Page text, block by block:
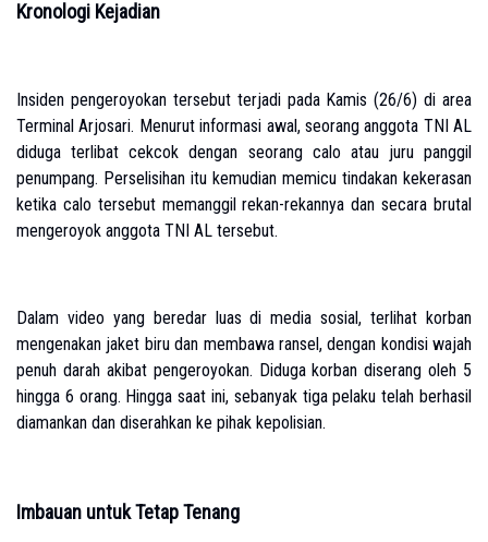
Kronologi Kejadian
Insiden pengeroyokan tersebut terjadi pada Kamis (26/6) di area
Terminal Arjosari. Menurut informasi awal, seorang anggota TNI AL
diduga terlibat cekcok dengan seorang calo atau juru panggil
penumpang. Perselisihan itu kemudian memicu tindakan kekerasan
ketika calo tersebut memanggil rekan-rekannya dan secara brutal
mengeroyok anggota TNI AL tersebut.
Dalam video yang beredar luas di media sosial, terlihat korban
mengenakan jaket biru dan membawa ransel, dengan kondisi wajah
penuh darah akibat pengeroyokan. Diduga korban diserang oleh 5
hingga 6 orang. Hingga saat ini, sebanyak tiga pelaku telah berhasil
diamankan dan diserahkan ke pihak kepolisian.
Imbauan untuk Tetap Tenang